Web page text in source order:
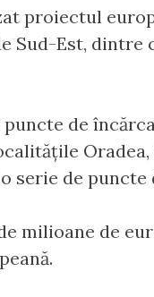
proiectul
Sud-Est,
de
o serie de
milioane de